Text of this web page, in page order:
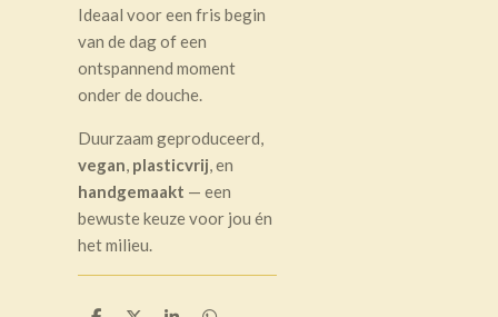
Ideaal voor een fris begin
van de dag of een
ontspannend moment
onder de douche.
Duurzaam geproduceerd,
vegan, plasticvrij, en
handgemaakt — een
bewuste keuze voor jou én
het milieu.